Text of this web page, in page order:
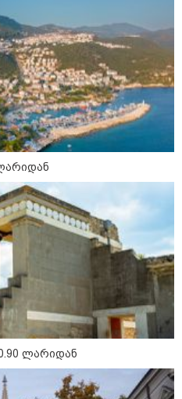
და ჩაშლილი
ახალი დეტალები
/ 06-08-2026
წელზე მეტი ხნის შემდეგ
ყაზახეთში ვეფხვი
ბუნებაში გაუშვეს -
კადრები
/ 06-08-2026
საგზაო
ეროვნული
რომელიც საგზაო
შედეგად
და დაღუპულთა
25%-ით
ითვალისწინებს -
მოიცავს ის?
- ანტალია 884.00
ლარიდან